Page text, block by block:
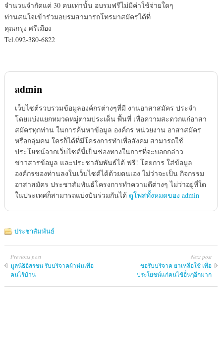
จำนวนจำกัดแค่ 30 คนเท่านั้น อบรมฟรีไม่มีค่าใช้จ่ายใดๆ
ท่านสนใจเข้าร่วมอบรมสามารถโทรมาสมัครได้ที่
คุณกรุง ศรีเมือง
Tel.092-380-6822
admin
เว็บไซต์รวบรวมข้อมูลองค์กรต่างๆที่มี งานอาสาสมัคร ประจำ
โดยแบ่งแยกหมวดหมู่ตามประเด็น พื้นที่ เพื่อความสะดวกแก่อาสา
สมัครทุกท่าน ในการค้นหาข้อมูล องค์กร หน่วยงาน อาสาสมัคร
หรือกลุ่มคน ใครก็ได้ที่มีโครงการทำเพื่อสังคม สามารถใช้
ประโยชน์จากเว็บไซต์นี้เป็นช่องทางในการที่จะบอกกล่าว
ข่าวสารข้อมูล และประชาสัมพันธ์ได้ ฟรี! โดยการ ใส่ข้อมูล
องค์กรของท่านลงในเว็บไซต์ได้ด้วยตนเอง ไม่ว่าจะเป็น กิจกรรม
อาสาสมัคร ประชาสัมพันธ์โครงการทำความดีต่างๆ ไม่ว่าอยู่ที่ใด
ในประเทศก็สามารถแบ่งปันร่วมกันได้ ดูโพสทั้งหมดของ admin
ประชาสัมพันธ์
Previous post
มูลนิธิอิสรชน รับบริจาคผ้าห่มเพื่อ
คนไร้บ้าน
Next post
ขอรับบริจาค ยาเหลือใช้ เพื่อ
ประโยชน์แก่คนไข้อื่นๆอีกมาก